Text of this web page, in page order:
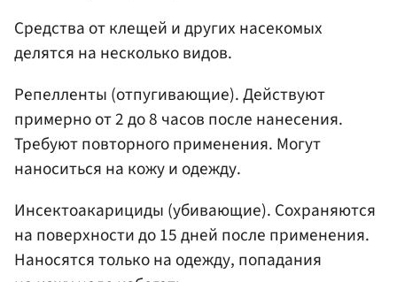
Средства от клещей и других насекомых
делятся на несколько видов.
Репелленты (отпугивающие). Действуют
примерно от 2 до 8 часов после нанесения.
Требуют повторного применения. Могут
наноситься на кожу и одежду.
Инсектоакарициды (убивающие). Сохраняются
на поверхности до 15 дней после применения.
Наносятся только на одежду, попадания